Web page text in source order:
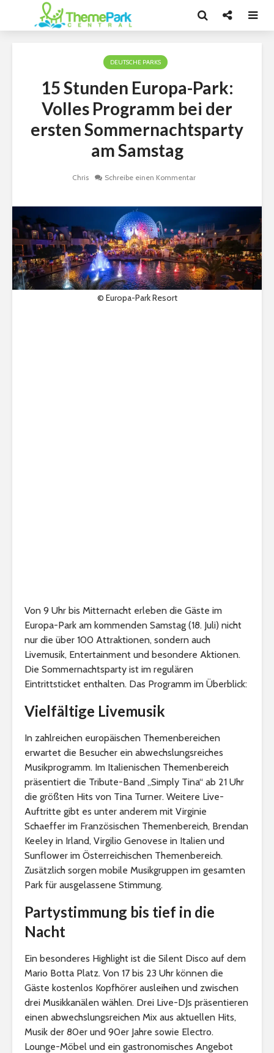
DEUTSCHE PARKS
15 Stunden Europa-Park:
Volles Programm bei der
ersten Sommernachtsparty
am Samstag
Chris Schreibe einen Kommentar
© Europa-Park Resort
Von 9 Uhr bis Mitternacht erleben die Gäste im
Europa-Park am kommenden Samstag (18. Juli) nicht
nur die über 100 Attraktionen, sondern auch
Livemusik, Entertainment und besondere Aktionen.
Die Sommernachtsparty ist im regulären
Eintrittsticket enthalten. Das Programm im Überblick:
Vielfältige Livemusik
In zahlreichen europäischen Themenbereichen
erwartet die Besucher ein abwechslungsreiches
Musikprogramm. Im Italienischen Themenbereich
präsentiert die Tribute-Band „Simply Tina“ ab 21 Uhr
die größten Hits von Tina Turner. Weitere Live-
Auftritte gibt es unter anderem mit Virginie
Schaeffer im Französischen Themenbereich, Brendan
Keeley in Irland, Virgilio Genovese in Italien und
Sunflower im Österreichischen Themenbereich.
Zusätzlich sorgen mobile Musikgruppen im gesamten
Park für ausgelassene Stimmung.
Partystimmung bis tief in die
Nacht
Ein besonderes Highlight ist die Silent Disco auf dem
Mario Botta Platz. Von 17 bis 23 Uhr können die
Gäste kostenlos Kopfhörer ausleihen und zwischen
drei Musikkanälen wählen. Drei Live-DJs präsentieren
einen abwechslungsreichen Mix aus aktuellen Hits,
Musik der 80er und 90er Jahre sowie Electro.
Lounge-Möbel und ein gastronomisches Angebot